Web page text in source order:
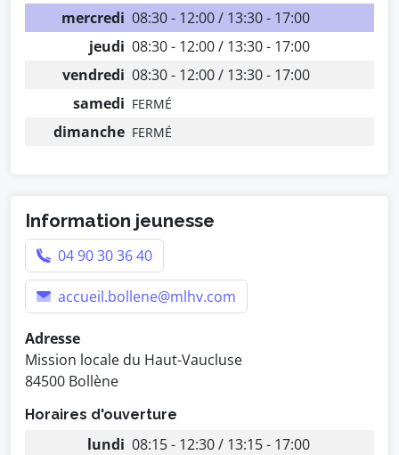
mercredi 08:30 - 12:00 / 13:30 - 17:00
jeudi 08:30 - 12:00 / 13:30 - 17:00
vendredi 08:30 - 12:00 / 13:30 - 17:00
samedi FERMÉ
dimanche FERMÉ
Information jeunesse
04 90 30 36 40
accueil.bollene@mlhv.com
Adresse
Mission locale du Haut-Vaucluse
84500 Bollène
Horaires d'ouverture
lundi 08:15 - 12:30 / 13:15 - 17:00